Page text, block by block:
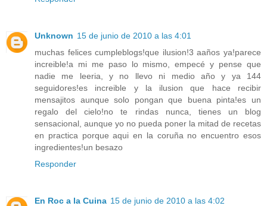
Unknown 15 de junio de 2010 a las 4:01
muchas felices cumpleblogs!que ilusion!3 aaños ya!parece
increible!a mi me paso lo mismo, empecé y pense que
nadie me leeria, y no llevo ni medio año y ya 144
seguidores!es increible y la ilusion que hace recibir
mensajitos aunque solo pongan que buena pinta!es un
regalo del cielo!no te rindas nunca, tienes un blog
sensacional, aunque yo no pueda poner la mitad de recetas
en practica porque aqui en la coruña no encuentro esos
ingredientes!un besazo
Responder
En Roc a la Cuina 15 de junio de 2010 a las 4:02